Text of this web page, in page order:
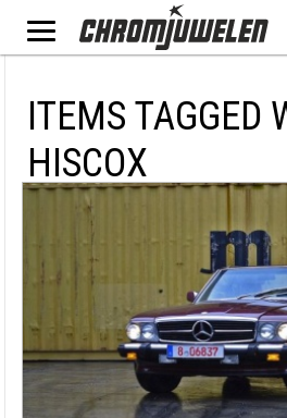
ITEMS TAGGED
HISCOX